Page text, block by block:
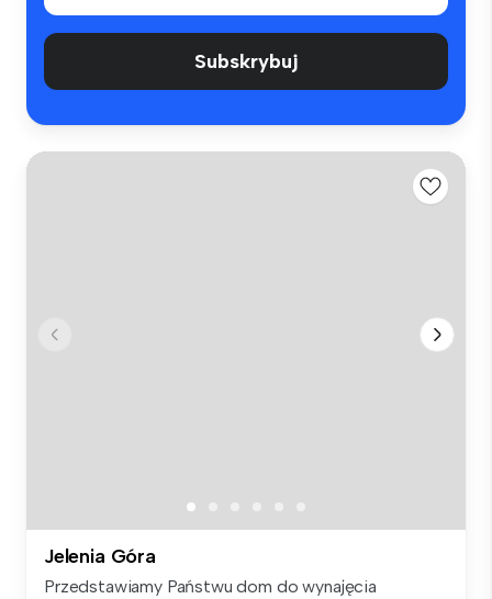
Subskrybuj
Jelenia Góra
Przedstawiamy Państwu dom do wynajęcia